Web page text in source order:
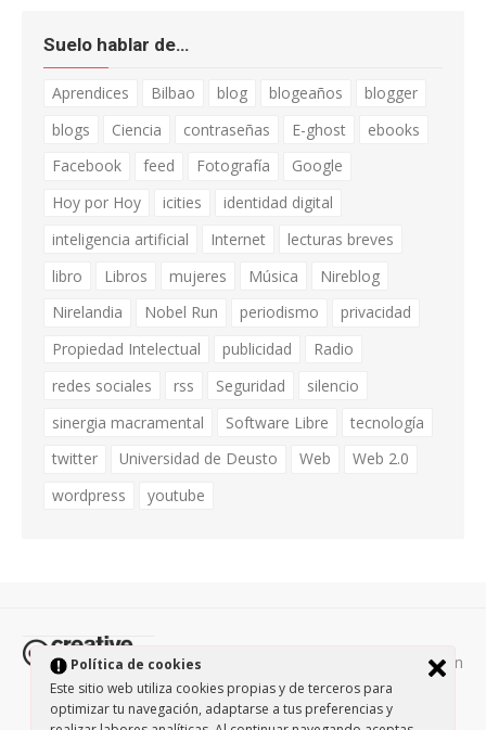
Política de cookies
Este sitio web utiliza cookies propias y de terceros para
optimizar tu navegación, adaptarse a tus preferencias y
Suelo hablar de…
Aprendices Bilbao blog blogeaños
blogger
blogs
Ciencia contraseñas E-ghost
ebooks
Facebook
feed Fotografía
Google
Hoy por Hoy
icities
identidad digital
inteligencia artificial
Internet
lecturas breves
libro
Libros mujeres Música
Nireblog
Nirelandia
Nobel Run periodismo
privacidad
Propiedad Intelectual
publicidad
Radio
redes sociales
rss Seguridad
silencio
sinergia macramental
Software Libre
tecnología
twitter
Universidad de Deusto Web
Web 2.0
wordpress
youtube
Todos los contenidos de esta página están
protegidos por la licencia Creative Commons Attribution-
NonCommercial-ShareAlike 3.0. / Política de privacidad